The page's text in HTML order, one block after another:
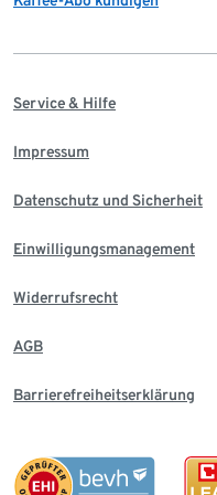
Service & Hilfe
Impressum
Datenschutz und Sicherheit
Einwilligungsmanagement
Widerrufsrecht
AGB
Barrierefreiheitserklärung